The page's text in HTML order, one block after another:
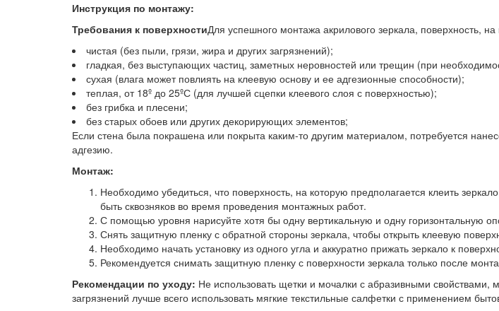
Инструкция по монтажу:
Требования к поверхностиДля успешного монтажа акрилового зеркала, поверхность,
чистая (без пыли, грязи, жира и других загрязнений);
гладкая, без выступающих частиц, заметных неровностей или трещин (при
сухая (влага может повлиять на клеевую основу и ее адгезионные способности);
теплая, от 18º до 25ºС (для лучшей сцепки клеевого слоя с поверхностью);
без грибка и плесени;
без старых обоев или других декорирующих элементов;
Если стена была покрашена или покрыта каким-то другим материалом, потребуется
адгезию.
Монтаж:
Необходимо убедиться, что поверхность, на которую предполагается клеить
быть сквозняков во время проведения монтажных работ.
С помощью уровня нарисуйте хотя бы одну вертикальную и одну горизонтальную
Снять защитную пленку с обратной стороны зеркала, чтобы открыть клеевую
Необходимо начать установку из одного угла и аккуратно прижать зеркало к
Рекомендуется снимать защитную пленку с поверхности зеркала только после
Рекомендации по уходу: Не использовать щетки и мочалки с абразивными
загрязнений лучше всего использовать мягкие текстильные салфетки с применением